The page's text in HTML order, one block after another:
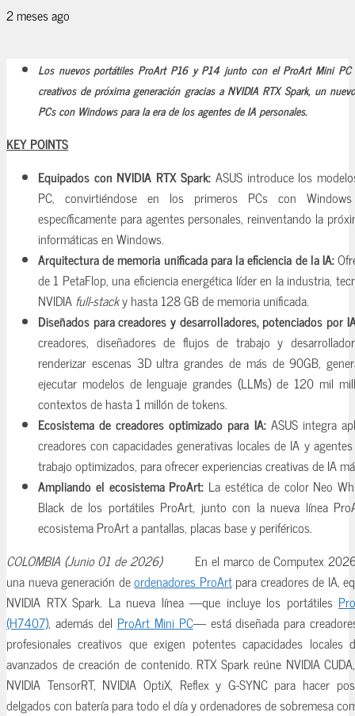
2 meses ago
Los nuevos portátiles ProArt P16 y P14 junto con el ProArt Mini
creativos de próxima generación gracias a NVIDIA RTX Spark, un
PCs con Windows para la era de los agentes de IA personales.
KEY POINTS
Equipados con NVIDIA RTX Spark: ASUS introduce los
PC, convirtiéndose en los primeros PCs con
específicamente para agentes personales, reinventando la
informáticas en Windows.
Arquitectura de memoria unificada para la eficiencia de la IA:
de 1 PetaFlop, una eficiencia energética líder en la industria,
NVIDIAfull-stacky hasta 128 GB de memoria unificada.
Diseñados para creadores y desarrolladores, potenciados por
creadores, diseñadores de flujos de trabajo y
renderizar escenas 3D ultra grandes de más de 90GB,
ejecutar modelos de lenguaje grandes (LLMs) de 120 mil
contextos de hasta 1 millón de tokens.
Ecosistema de creadores optimizado para IA:ASUS integra
creadores con capacidades generativas locales de IA y
trabajo optimizados, para ofrecer experiencias creativas de IA
Ampliando el ecosistema ProArt: La estética de color Neo
Black de los portátiles ProArt, junto con la nueva línea
ecosistema ProArt a pantallas, placas base y periféricos.
COLOMBIA (Junio 01 de 2026) En el marco de Computex
una nueva generación deordenadores ProArtpara creadores de IA,
NVIDIA RTX Spark. La nueva línea —que incluye los portátiles
(H7407), además del ProArt Mini PC— está diseñada para
profesionales creativos que exigen potentes capacidades
avanzados de creación de contenido. RTX Spark reúne NVIDIA
NVIDIA TensorRT, NVIDIA OptiX, Reflex y G-SYNC para hacer
delgados con batería para todo el día y ordenadores de sobremesa